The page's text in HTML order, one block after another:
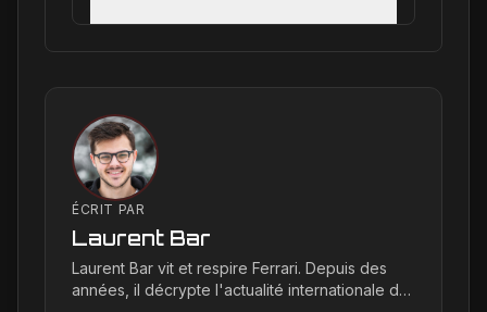
ÉCRIT PAR
Laurent Bar
Laurent Bar vit et respire Ferrari. Depuis des
années, il décrypte l'actualité internationale du